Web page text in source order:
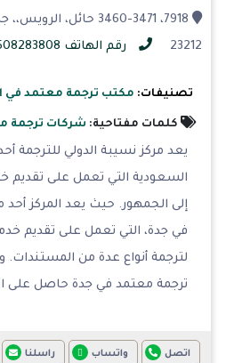
7918، 3460-3471 حائل،
23212
رقم الهاتف 0508283808
تصنيفات: مكتب ترجمة معتمد في
كلمات مفتاحية: شركات ترجمة
يعد مركز نسيبة الدولي للترجمة
السعودية التي تعمل على تقديم
إلى الجمهور. حيث يعد المركز أحد
في جدة، التي تعمل على تقديم
لترجمة أنواع عدة من
ترجمة معتمد في جدة حاصل على
اتصل واتساب راسلنا